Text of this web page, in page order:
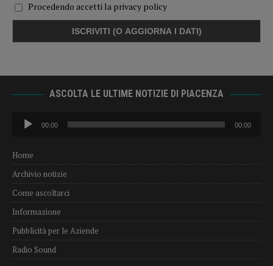
Procedendo accetti la privacy policy
ASCOLTA LE ULTIME NOTIZIE DI PIACENZA
Audio
Player
00:00 00:00
Home
Archivio notizie
Come ascoltarci
Informazione
Pubblicità per le Aziende
Radio Sound